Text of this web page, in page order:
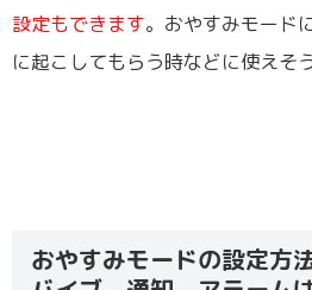
設定もできます。おやすみモード
に起こしてもらう時などに使えそ
おやすみモードの設定方